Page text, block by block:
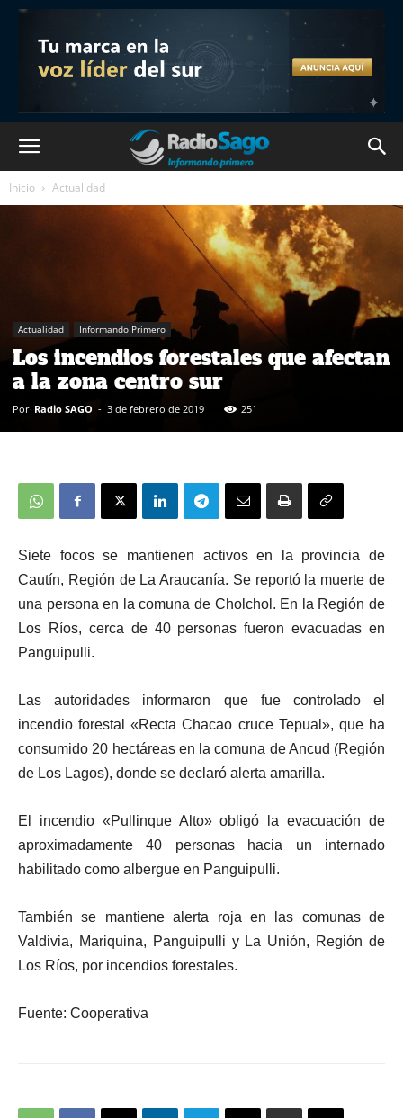
Inicio Actualidad
Actualidad Informando Primero
Los incendios forestales que afectan
a la zona centro sur
Por Radio SAGO - 3 de febrero de 2019 251
Siete focos se mantienen activos en la provincia de
Cautín, Región de La Araucanía. Se reportó la muerte de
una persona en la comuna de Cholchol. En la Región de
Los Ríos, cerca de 40 personas fueron evacuadas en
Panguipulli.
Las autoridades informaron que fue controlado el
incendio forestal «Recta Chacao cruce Tepual», que ha
consumido 20 hectáreas en la comuna de Ancud (Región
de Los Lagos), donde se declaró alerta amarilla.
El incendio «Pullinque Alto» obligó la evacuación de
aproximadamente 40 personas hacia un internado
habilitado como albergue en Panguipulli.
También se mantiene alerta roja en las comunas de
Valdivia, Mariquina, Panguipulli y La Unión, Región de
Los Ríos, por incendios forestales.
Fuente: Cooperativa